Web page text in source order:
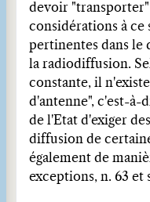
devoir
considérations à
pertinentes dans le
la radiodiffusion.
constante, il
d'antenne", c'est-à-
de l'Etat d'exiger
diffusion de
également de
exceptions, n. 63 et